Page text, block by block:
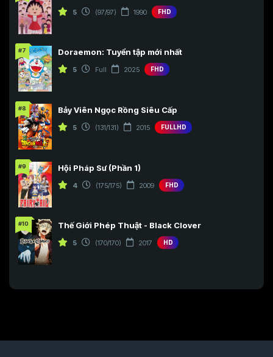
5 (97/97) 1990 FHD
#7 Doraemon: Tuyển tập mới nhất
5 Full 2025 FHD
#8 Bảy Viên Ngọc Rồng Siêu Cấp
5 (131/131) 2015 FULLHD
#9 Hội Pháp Sư (Phần 1)
4 (175/175) 2009 FHD
#10 Thế Giới Phép Thuật - Black Clover
5 (170/170) 2017 HD